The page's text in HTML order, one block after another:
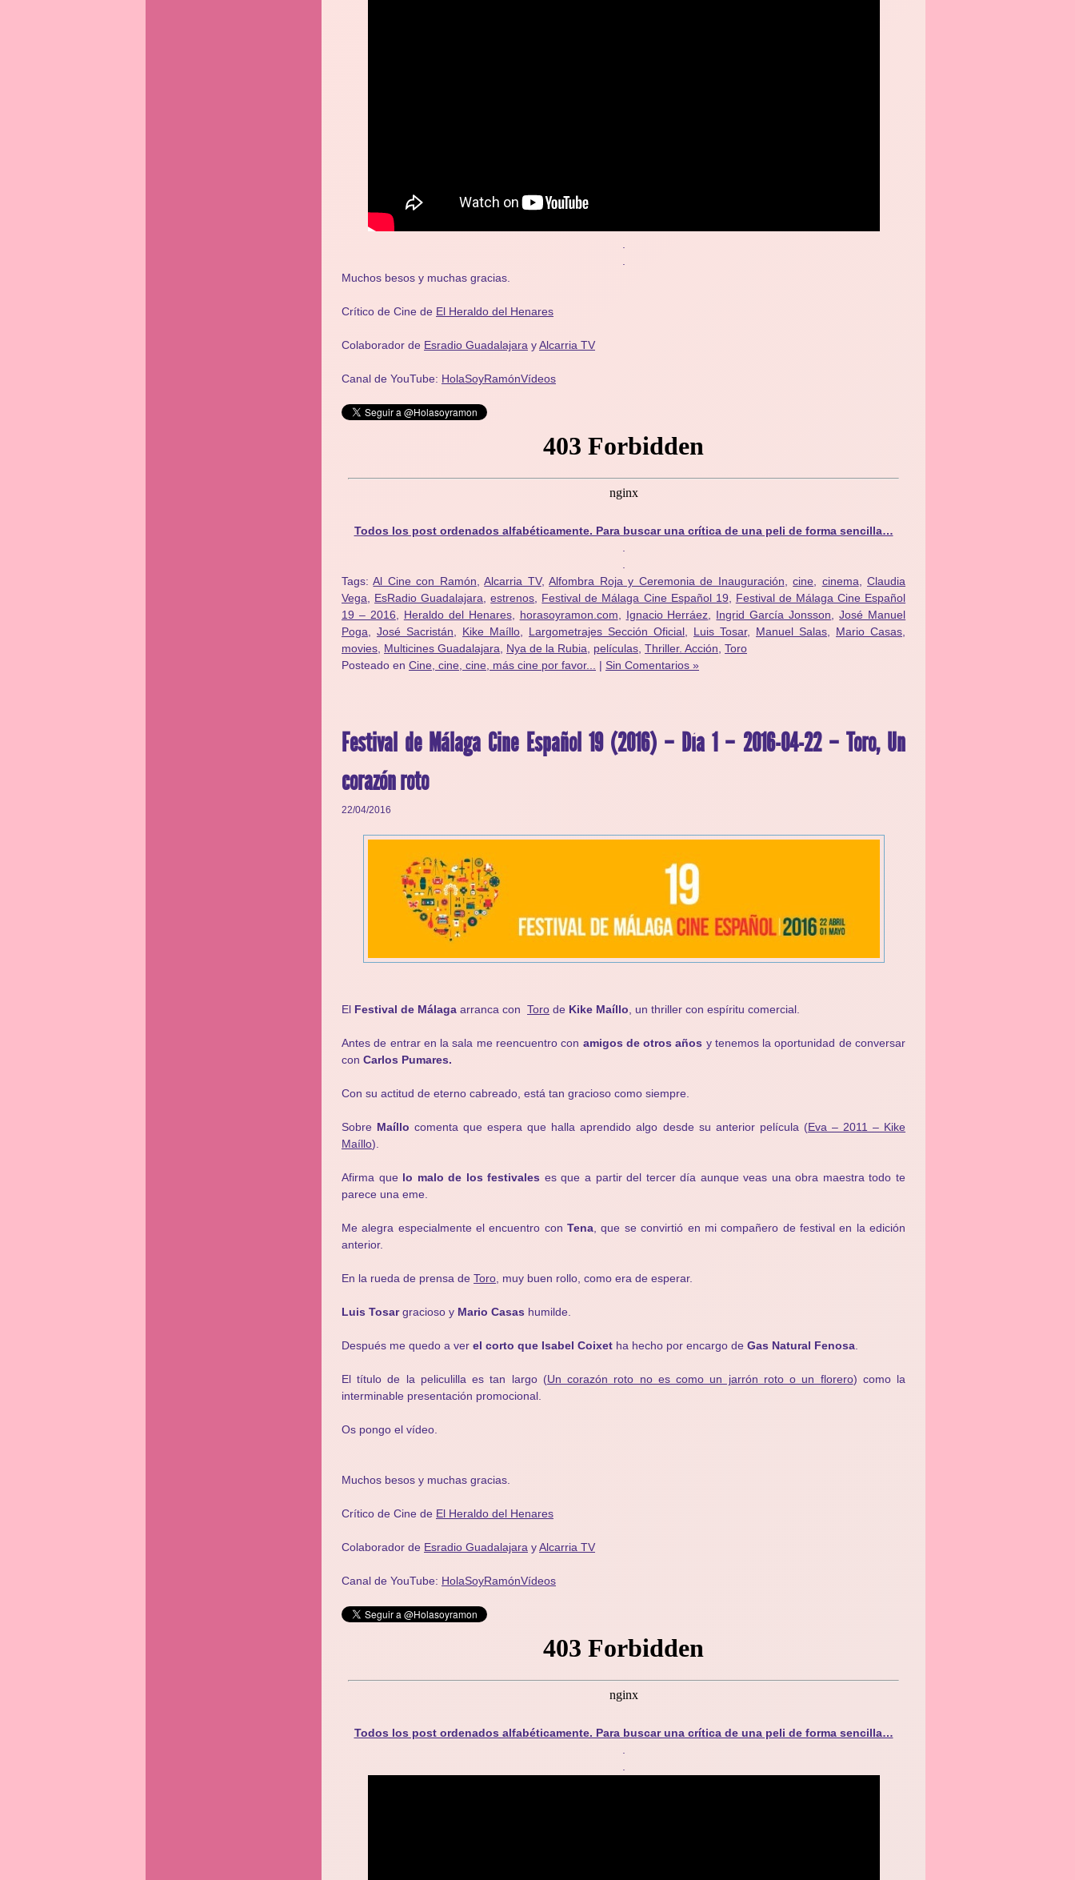
Muchos besos y muchas gracias.
Crítico de Cine de El Heraldo del Henares
Colaborador de Esradio Guadalajara yAlcarria TV
Canal de YouTube: HolaSoyRamónVídeos
Todos los post ordenados alfabéticamente. Para buscar una crítica de una peli de forma sencilla…
Tags:Al Cine con Ramón ,Alcarria TV,Alfombra Roja y Ceremonia de Inauguración ,cine cinema ,Claudia
Vega
EsRadio Guadalajara ,estrenos Festival de Málaga Cine Español 19
Festival de Málaga Cine Español
19 – 2016
Heraldo del Henares, horasoyramon.com Ignacio Herráez Ingrid García Jonsson ,José Manuel
Poga
José Sacristán Kike Maíllo Largometrajes Sección Oficial Luis Tosar, Manuel Salas Mario Casas
movies Multicines Guadalajara Nya de la Rubia películas Thriller. Acción Toro
Posteado en Cine, cine, cine, más cine por favor... | Sin Comentarios »
Festival de Málaga Cine Español 19 (2016) – Día 1 – 2016-04-22 – Toro, Un
corazón roto
22/04/2016
El Festival de Málaga arranca con Toro de Kike Maíllo , un thriller con espíritu comercial.
Antes de entrar en la sala me reencuentro con amigos de otros años y tenemos la oportunidad de conversar
con Carlos Pumares.
Con su actitud de eterno cabreado, está tan gracioso como siempre.
Sobre Maíllo comenta que espera que halla aprendido algo desde su anterior película (Eva – 2011 – Kike
Maíllo).
Afirma que lo malo de los festivales es que a partir del tercer día aunque veas una obra maestra todo te
parece una eme.
Me alegra especialmente el encuentro conTena , que se convirtió en mi compañero de festival en la edición
anterior.
En la rueda de prensa de Toro , muy buen rollo, como era de esperar.
Luis Tosargracioso y Mario Casas humilde.
Después me quedo a ver el corto que Isabel Coixet ha hecho por encargo de Gas Natural Fenosa
El título de la peliculilla es tan largo (Un corazón roto no es como un jarrón roto o un florero) como la
interminable presentación promocional.
Os pongo el vídeo.
Muchos besos y muchas gracias.
Crítico de Cine de El Heraldo del Henares
Colaborador de Esradio Guadalajara yAlcarria TV
Canal de YouTube: HolaSoyRamónVídeos
Todos los post ordenados alfabéticamente. Para buscar una crítica de una peli de forma sencilla…